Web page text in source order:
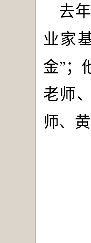
去
业家
金”；
老师
师、